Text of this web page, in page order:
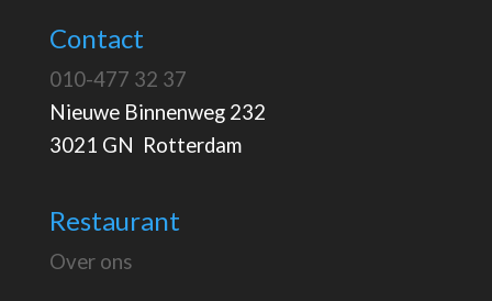
Contact
010-477 32 37
Nieuwe Binnenweg 232
3021 GN Rotterdam
Restaurant
Over ons